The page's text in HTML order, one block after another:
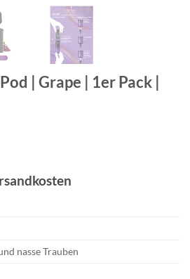
| Grape | 1er Pack |
nasse Trauben